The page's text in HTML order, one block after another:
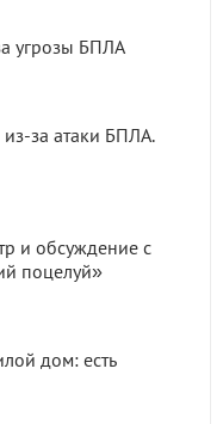
угрозы БПЛА
за атаки БПЛА.
и обсуждение с
поцелуй»
дом: есть